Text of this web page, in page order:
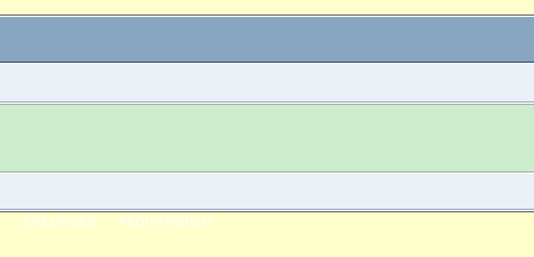
EINLOGGEN REGISTRIEREN